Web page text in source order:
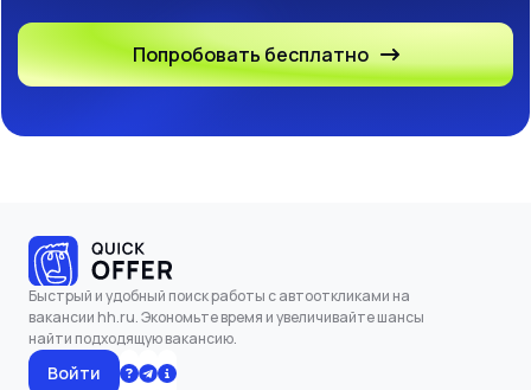
Попробовать бесплатно
Быстрый и удобный поиск работы с автооткликами на
вакансии hh.ru. Экономьте время и увеличивайте шансы
найти подходящую вакансию.
Войти